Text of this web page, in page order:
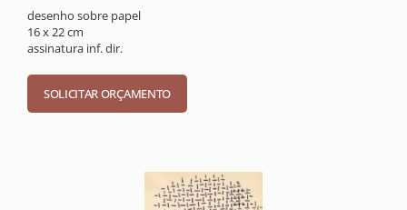
desenho sobre papel
16 x 22 cm
assinatura inf. dir.